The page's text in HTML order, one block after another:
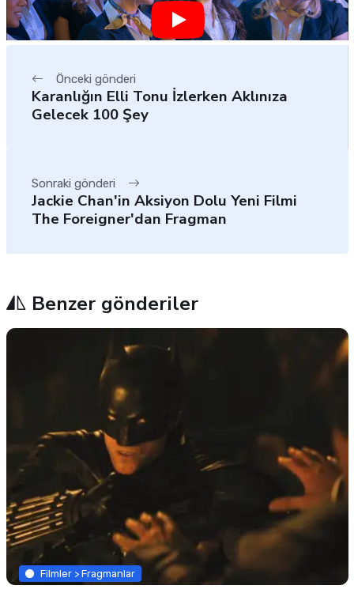
Önceki gönderi
Karanlığın Elli Tonu İzlerken Aklınıza
Gelecek 100 Şey
Sonraki gönderi
Jackie Chan'in Aksiyon Dolu Yeni Filmi
The Foreigner'dan Fragman
Benzer gönderiler
Filmler > Fragmanlar